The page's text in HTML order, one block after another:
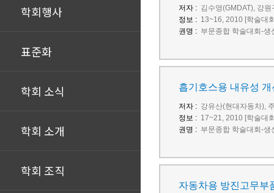
학회행사
표준화
학회 소식
학회 소개
학회 조직
저자 : 김수영(GMDAT), 강
정보 : 13~16, 2010 [학술대
권명 : 부문종합 학술대회-생
흡기호스용 내유성
저자 : 강유산(현대자동차),
정보 : 17~21, 2010 [학술대
권명 : 부문종합 학술대회-생
자동차용 방진고무부